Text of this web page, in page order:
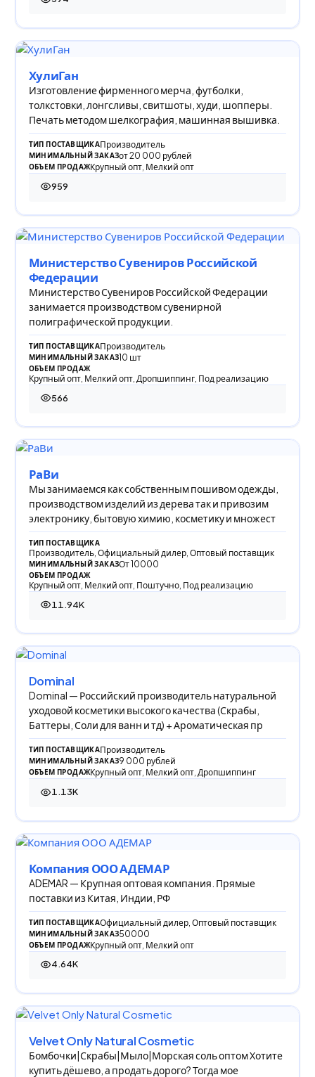
594 просмотра
ХулиГан
Изготовление фирменного мерча, футболки,
толкстовки, лонгсливы, свитшоты, худи, шопперы.
Печать методом шелкография, машинная вышивка.
ТИП ПОСТАВЩИКАПроизводитель
МИНИМАЛЬНЫЙ ЗАКАЗот 20 000 рублей
ОБЪЕМ ПРОДАЖКрупный опт, Мелкий опт
959
959 просмотров
Министерство Сувениров Российской
Федерации
Министерство Сувениров Российской Федерации
занимается производством сувенирной
полиграфической продукции.
ТИП ПОСТАВЩИКАПроизводитель
МИНИМАЛЬНЫЙ ЗАКАЗ10 шт
ОБЪЕМ ПРОДАЖ
Крупный опт, Мелкий опт, Дропшиппинг, Под реализацию
566
566 просмотров
РаВи
Мы занимаемся как собственным пошивом одежды,
производством изделий из дерева так и привозим
электронику, бытовую химию, косметику и множест
ТИП ПОСТАВЩИКА
Производитель, Официальный дилер, Оптовый поставщик
МИНИМАЛЬНЫЙ ЗАКАЗОт 10000
ОБЪЕМ ПРОДАЖ
Крупный опт, Мелкий опт, Поштучно, Под реализацию
11.94K
11 943 просмотра
Dominal
Dominal — Российский производитель натуральной
уходовой косметики высокого качества (Скрабы,
Баттеры, Соли для ванн и тд) + Ароматическая пр
ТИП ПОСТАВЩИКАПроизводитель
МИНИМАЛЬНЫЙ ЗАКАЗ9 000 рублей
ОБЪЕМ ПРОДАЖКрупный опт, Мелкий опт, Дропшиппинг
1.13K
1 130 просмотров
Компания ООО АДЕМАР
ADEMAR — Крупная оптовая компания. Прямые
поставки из Китая, Индии, РФ
ТИП ПОСТАВЩИКАОфициальный дилер, Оптовый поставщик
МИНИМАЛЬНЫЙ ЗАКАЗ50000
ОБЪЕМ ПРОДАЖКрупный опт, Мелкий опт
4.64K
4 640 просмотров
Velvet Only Natural Cosmetic
Бомбочки|Скрабы|Мыло|Морская соль оптом Хотите
купить дёшево, а продать дорого? Тогда мое